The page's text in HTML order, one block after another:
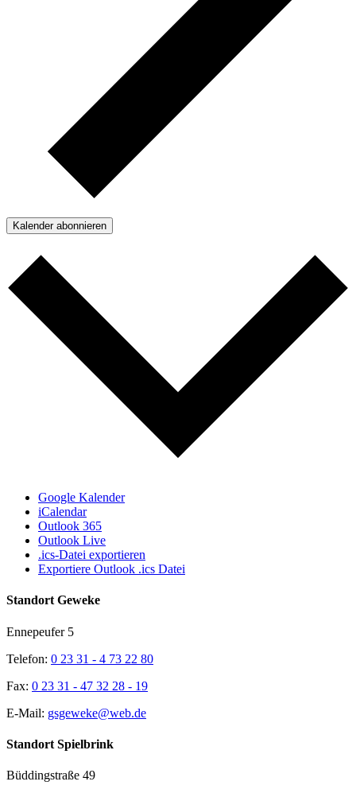
Kalender abonnieren
Google Kalender
iCalendar
Outlook 365
Outlook Live
.ics-Datei exportieren
Exportiere Outlook .ics Datei
Standort Geweke
Ennepeufer 5
Telefon: 0 23 31 - 4 73 22 80
Fax: 0 23 31 - 47 32 28 - 19
E-Mail: gsgeweke@web.de
Standort Spielbrink
Büddingstraße 49